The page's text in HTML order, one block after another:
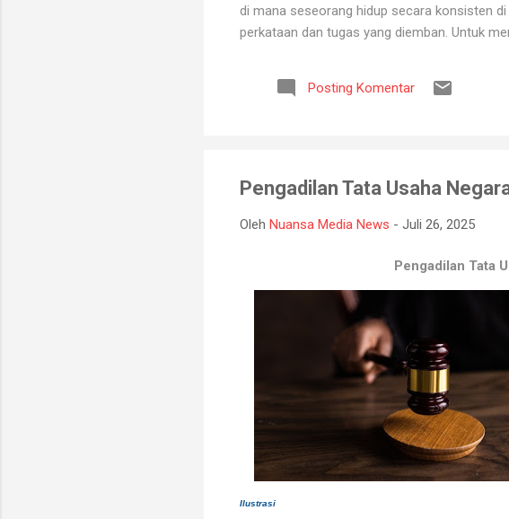
di mana seseorang hidup secara konsisten
perkataan dan tugas yang diemban. Untuk
lutut merelakan integritasnya hancur.
bersih atau baik. Seorang muslim, iman
Posting Komentar
Pengadilan Tata Usaha
Oleh Nuansa Media News - Juli 26, 2025
Pengadilan Tata
Ilustrasi